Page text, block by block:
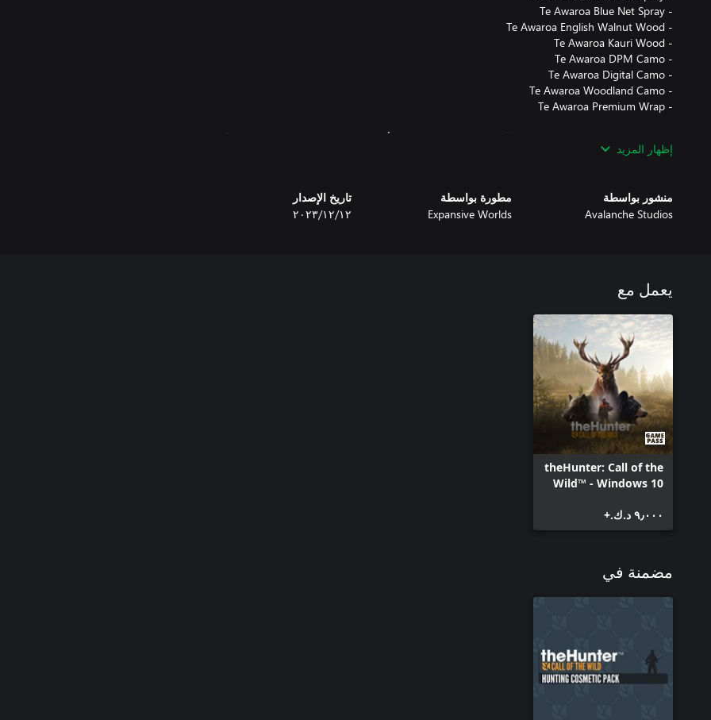
محتويات هذه الحزمة تجميلية فقط ويُمكن تطبيقها على جميع الأسلحة والخيام والمخابئ في اللعبة. يُمكن
معاينتها داخل اللعبة مجانًا قبل الشراء.
إظهار المزيد
منشور بواسطة
Avalanche Studios
مطورة بواسطة
Expansive Worlds
تاريخ الإصدار
١٢‏/١٢‏/٢٠٢٣
يعمل مع
theHunter: Call of the
Wild™ - Windows 10
٩٫٠٠٠ د.ك.‏+
مضمنة في